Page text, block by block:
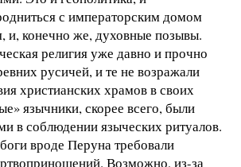
с императорским домом
и, конечно же, духовные позывы.
религия уже давно и прочно
русичей, и те не возражали
христианских храмов в своих
язычники, скорее всего, были
в соблюдении языческих ритуалов.
вроде Перуна требовали
Возможно, из-за